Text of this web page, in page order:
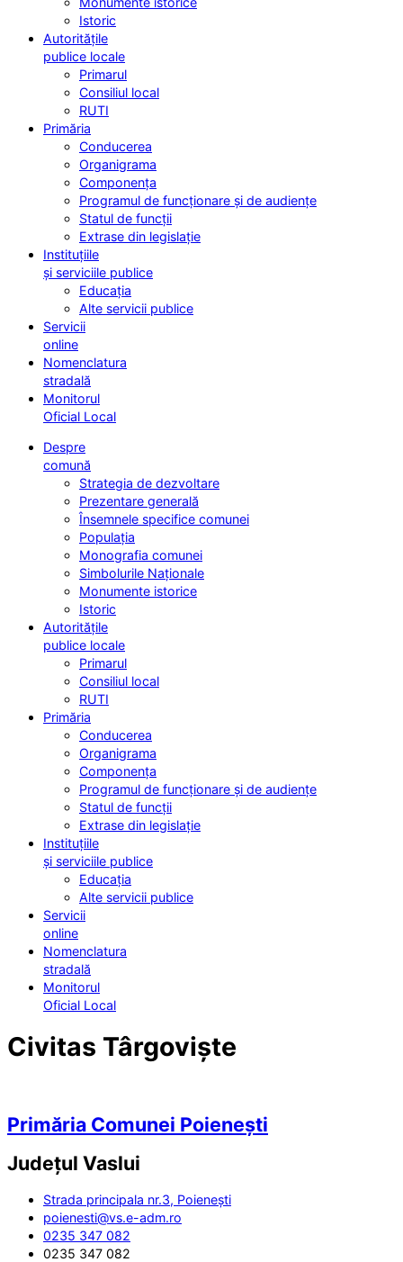
Istoric
Autoritățile
publice locale
Primarul
Consiliul local
RUTI
Primăria
Conducerea
Organigrama
Componența
Programul de funcționare și de audiențe
Statul de funcții
Extrase din legislație
Instituțiile
și serviciile publice
Educația
Alte servicii publice
Servicii
online
Nomenclatura
stradală
Monitorul
Oficial Local
Despre
comună
Strategia de dezvoltare
Prezentare generală
Însemnele specifice comunei
Populația
Monografia comunei
Simbolurile Naționale
Monumente istorice
Istoric
Autoritățile
publice locale
Primarul
Consiliul local
RUTI
Primăria
Conducerea
Organigrama
Componența
Programul de funcționare și de audiențe
Statul de funcții
Extrase din legislație
Instituțiile
și serviciile publice
Educația
Alte servicii publice
Servicii
online
Nomenclatura
stradală
Monitorul
Oficial Local
Civitas Târgoviște
Primăria Comunei Poienești
Județul Vaslui
Strada principala nr.3, Poienești
poienesti@vs.e-adm.ro
0235 347 082
0235 347 082